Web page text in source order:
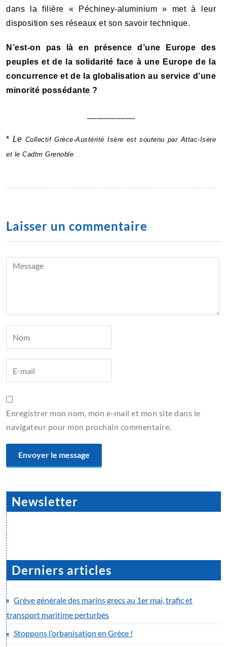
dans la filière « Péchiney-aluminium » met à leur
disposition ses réseaux et son savoir technique.
N’est-on pas là en présence d’une Europe des
peuples et de la solidarité face à une Europe de la
concurrence et de la globalisation au service d’une
minorité possédante ?
* Le Collectif Grèce-Austérité Isère est soutenu par Attac-Isère
et le Cadtm Grenoble
Laisser un commentaire
Enregistrer mon nom, mon e-mail et mon site dans le
navigateur pour mon prochain commentaire.
Newsletter
Derniers articles
Grève générale des marins grecs au 1er mai, trafic et
transport maritime perturbés
Stoppons l’orbanisation en Grèce !